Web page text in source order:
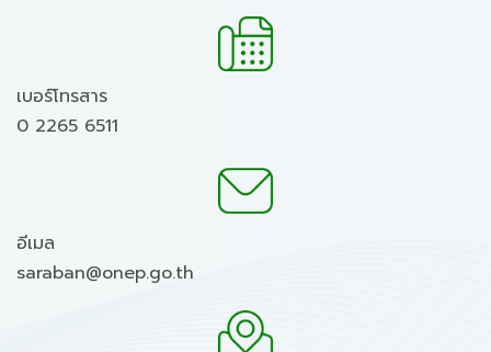
เบอร์โทรสาร
0 2265 6511
อีเมล
saraban@onep.go.th